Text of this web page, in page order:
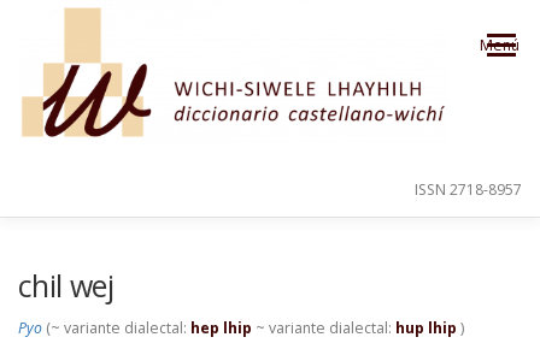
Saltar al contenido
Menú
ISSN 2718-8957
chil wej
Pyo (~ variante dialectal: hep lhip ~ variante dialectal: hup lhip )